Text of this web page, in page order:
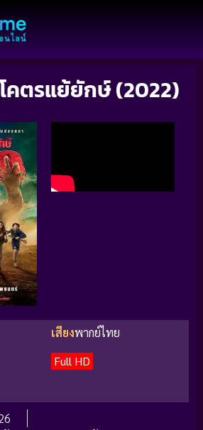
คตรแย้ยักษ์ (2022)
เสียงพากย์ไทย
Full HD